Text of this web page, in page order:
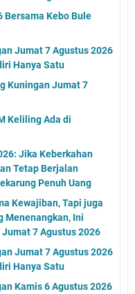
Bersama Kebo Bule
Jumat 7 Agustus 2026
Hanya Satu
Kuningan Jumat 7
Keliling Ada di
Jika Keberkahan
Tetap Berjalan
Penuh Uang
Kewajiban, Tapi juga
Menenangkan, Ini
7 Agustus 2026
Jumat 7 Agustus 2026
Hanya Satu
Kamis 6 Agustus 2026